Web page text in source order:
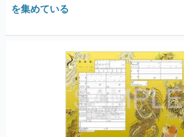
を集めている